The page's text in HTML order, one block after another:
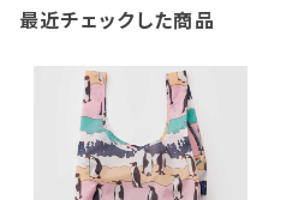
paperblanks
スポーツバッグ
マザーズバッグ
ソープディスペンサー
タオルハンガー
ガーデニング用品
猫用グッズ
最近チェックした商品